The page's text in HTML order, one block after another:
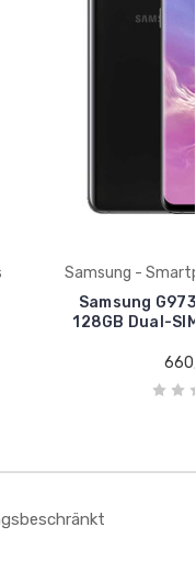
Samsung -
Samsung
128GB Dual-